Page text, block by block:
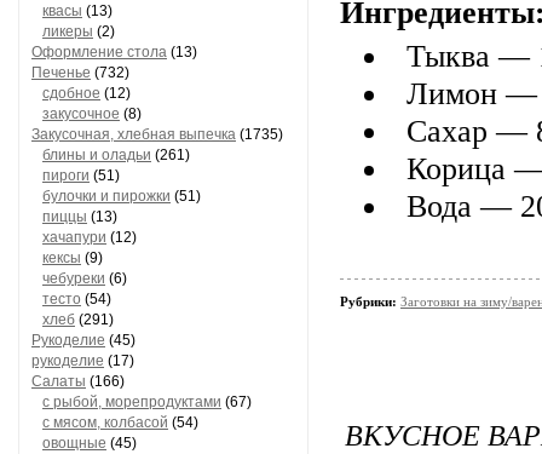
квасы (13)
ликеры (2)
Оформление стола (13)
Печенье (732)
сдобное (12)
закусочное (8)
Закусочная, хлебная выпечка (1735)
блины и оладьи (261)
пироги (51)
булочки и пирожки (51)
пиццы (13)
хачапури (12)
кексы (9)
чебуреки (6)
тесто (54)
хлеб (291)
Рукоделие (45)
рукоделие (17)
Салаты (166)
с рыбой, морепродуктами (67)
с мясом, колбасой (54)
овощные (45)
Тыква —
Лимон —
Сахар —
Корица
Вода —
Рубрики: Заготовки на зиму/
ВКУСНОЕ